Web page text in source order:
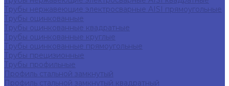
Трубы нержавеющие электросварные AISI прямоугольные
Трубы оцинкованные
Трубы оцинкованные квадратные
Трубы оцинкованные круглые
Трубы оцинкованные прямоугольные
Трубы прецизионные
Трубы профильные
Профиль стальной замкнутый
Профиль стальной замкнутый квадратный